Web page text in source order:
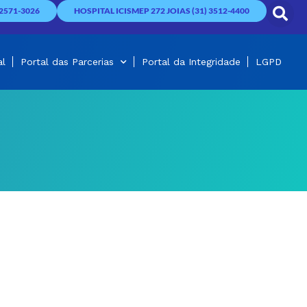
3026 HOSPITAL ICISMEP 272 JOIAS (31) 3512-4400
Portal das Parcerias Portal da Integridade LGPD